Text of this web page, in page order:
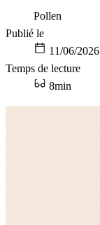
Pollen
Publié le
11/06/2026
Temps de lecture
8min